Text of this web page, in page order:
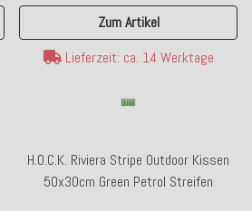
Zum Artikel
Lieferzeit: ca. 14 Werktage
H.O.C.K. Riviera Stripe Outdoor Kissen
50x30cm Green Petrol Streifen
29,99 €
Lieferzeit: ca. 2-4